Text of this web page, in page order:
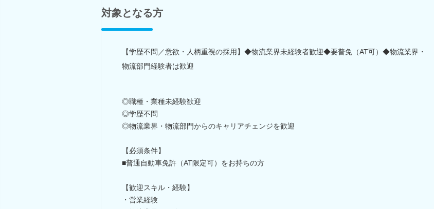
対象となる方
【学歴不問／意欲・人柄重視の採用】◆物流業界未経験者歓迎◆要普免（AT可）◆物流業界・
物流部門経験者は歓迎
◎職種・業種未経験歓迎
◎学歴不問
◎物流業界・物流部門からのキャリアチェンジを歓迎
【必須条件】
■普通自動車免許（AT限定可）をお持ちの方
【歓迎スキル・経験】
・営業経験